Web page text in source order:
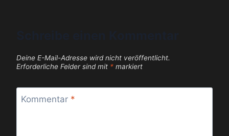
Deine E-Mail-Adresse wird nicht veröffentlicht.
Erforderliche Felder sind mit * markiert
Kommentar *